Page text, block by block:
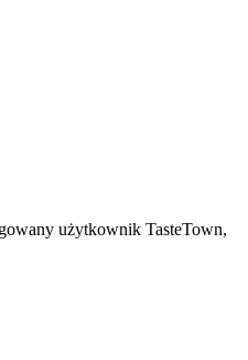
użytkownik TasteTown,